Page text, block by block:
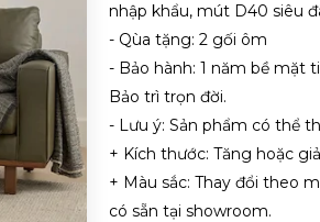
nhập khẩu, mút D40 siêu
- Qùa tặng: 2 gối ôm
- Bảo hành: 1 năm bề mặt
Bảo trì trọn đời.
- Lưu ý: Sản phẩm có thể
+ Kích thước: Tăng hoặc
+ Màu sắc: Thay đổi theo
có sẵn tại showroom.